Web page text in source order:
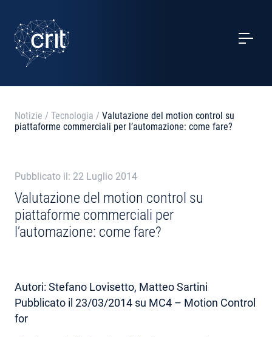
SERVIZI
CASI STUDIO
NOTIZIE
CHI SIAMO
AREA RISERVATA
Notizie / Tecnologia / Valutazione del motion control su
piattaforme commerciali per l’automazione: come fare?
Pubblicato il: 22 Luglio 2014
Valutazione del motion control su
piattaforme commerciali per
l’automazione: come fare?
Autori: Stefano Lovisetto, Matteo Sartini
Pubblicato il 23/03/2014 su MC4 – Motion Control
for